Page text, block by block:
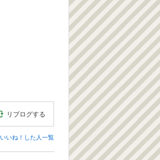
リブログする
いいね！した人一覧